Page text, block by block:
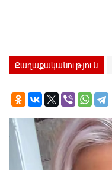
Քաղաքականություն